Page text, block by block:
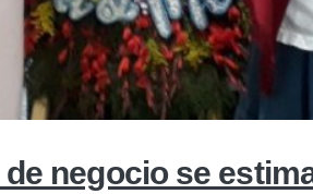
negocio se